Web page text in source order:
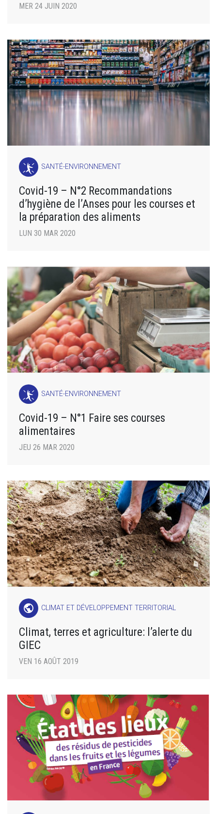
MER 24 JUIN 2020
SANTÉ-ENVIRONNEMENT
Covid-19 – N°2 Recommandations
d’hygiène de l’Anses pour les courses et
la préparation des aliments
LUN 30 MAR 2020
SANTÉ-ENVIRONNEMENT
Covid-19 – N°1 Faire ses courses
alimentaires
JEU 26 MAR 2020
public CLIMAT ET DÉVELOPPEMENT TERRITORIAL
Climat, terres et agriculture: l’alerte du
GIEC
VEN 16 AOÛT 2019